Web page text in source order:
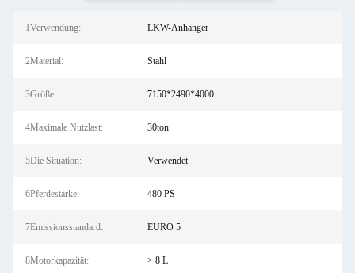
1Verwendung: LKW-Anhänger
2Material: Stahl
3Größe: 7150*2490*4000
4Maximale Nutzlast: 30ton
5Die Situation: Verwendet
6Pferdestärke: 480 PS
7Emissionsstandard: EURO 5
8Motorkapazität: > 8 L